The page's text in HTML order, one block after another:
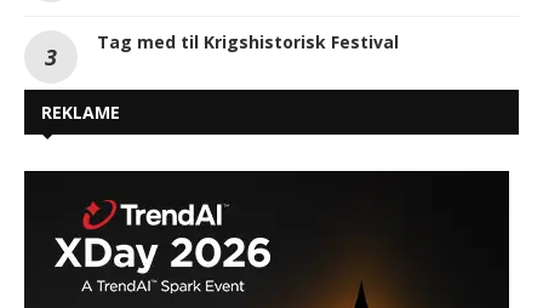
Tag med til Krigshistorisk Festival
REKLAME